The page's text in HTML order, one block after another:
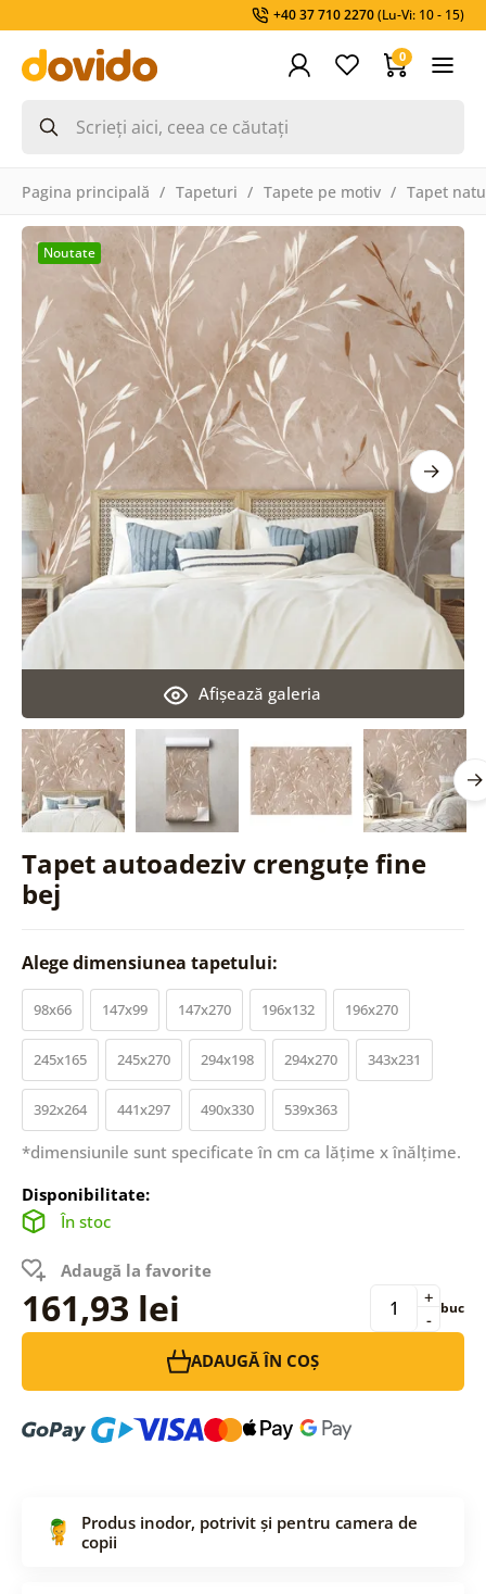
+40 37 710 2270(Lu-Vi: 10 - 15)
0
Pagina principală Tapeturi Tapete pe motiv Tapet
Tapet autoadeziv crenguțe fine
bej
Afişează galeria
Noutate
Alege dimensiunea tapetului:
98x66 147x99 147x270 196x132 196x270
245x165 245x270 294x198 294x270 343x231
392x264 441x297 490x330 539x363
*dimensiunile sunt specificate în cm ca lățime x înălțime.
Disponibilitate:
În stoc
Adaugă la favorite
161,93 lei -
+ buc
ADAUGĂ ÎN COȘ
Produs inodor, potrivit și pentru camera de
copii